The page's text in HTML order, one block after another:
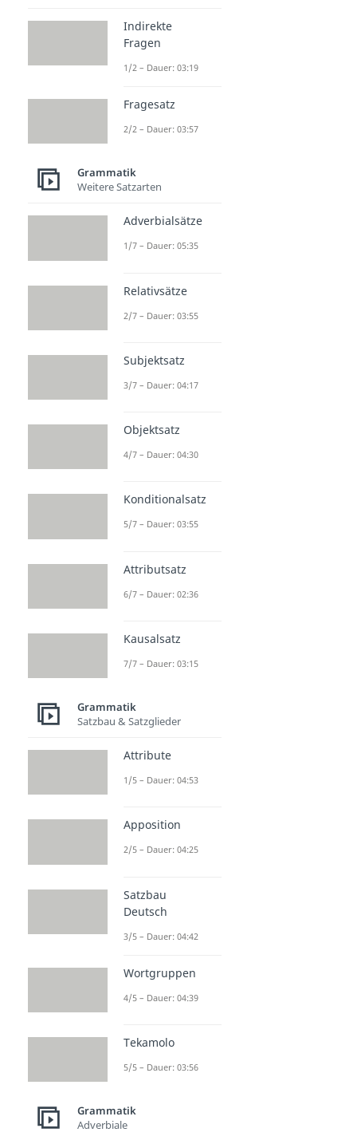
Indirekte
Fragen
1/2 – Dauer: 03:19
Fragesatz
2/2 – Dauer: 03:57
Grammatik
Weitere Satzarten
Adverbialsätze
1/7 – Dauer: 05:35
Relativsätze
2/7 – Dauer: 03:55
Subjektsatz
3/7 – Dauer: 04:17
Objektsatz
4/7 – Dauer: 04:30
Konditionalsatz
5/7 – Dauer: 03:55
Attributsatz
6/7 – Dauer: 02:36
Kausalsatz
7/7 – Dauer: 03:15
Grammatik
Satzbau & Satzglieder
Attribute
1/5 – Dauer: 04:53
Apposition
2/5 – Dauer: 04:25
Satzbau
Deutsch
3/5 – Dauer: 04:42
Wortgruppen
4/5 – Dauer: 04:39
Tekamolo
5/5 – Dauer: 03:56
Grammatik
Adverbiale